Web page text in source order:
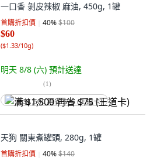
一口香 剝皮辣椒 麻油, 450g, 1罐
首購折扣價 40%$100
$60
($1.33/10g)
明天 8/8 (六) 預計送達
(1)
满 $1,500 再省 $75 (王道卡)
天狗 關東煮罐頭, 280g, 1罐
首購折扣價 40%$140